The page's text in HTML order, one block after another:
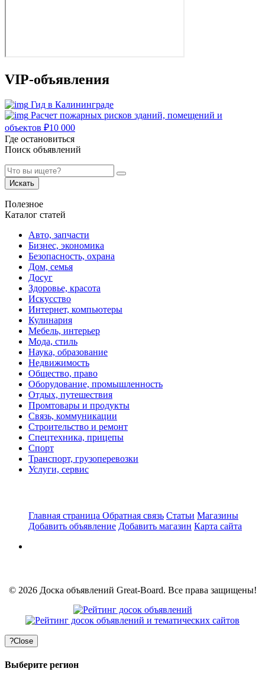
VIP-объявления
Гид в Калининграде
Расчет пожарных рисков зданий, помещений и
объектов ₽10 000
Где остановиться
Поиск объявлений
Искать
Полезное
Каталог статей
Авто, запчасти
Бизнес, экономика
Безопасность, охрана
Дом, семья
Досуг
Здоровье, красота
Искусство
Интернет, компьютеры
Кулинария
Мебель, интерьер
Мода, стиль
Наука, образование
Недвижимость
Общество, право
Оборудование, промышленность
Отдых, путешествия
Промтовары и продукты
Связь, коммуникации
Строительство и ремонт
Спецтехника, прицепы
Спорт
Транспорт, грузоперевозки
Услуги, сервис
Главная страница Обратная связь Статьи Магазины
Добавить объявление Добавить магазин Карта сайта
© 2026 Доска объявлений Great-Board. Все права защищены!
?Close
Выберите регион